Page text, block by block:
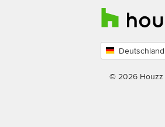
Deutschland
auswählen
© 2026 Houzz